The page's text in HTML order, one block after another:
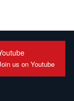
us on Youtube